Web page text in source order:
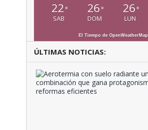
22 °
SAB
26 °
DOM
26 °
LUN
El Tiempo de OpenWeatherMap
ÚLTIMAS NOTICIAS: